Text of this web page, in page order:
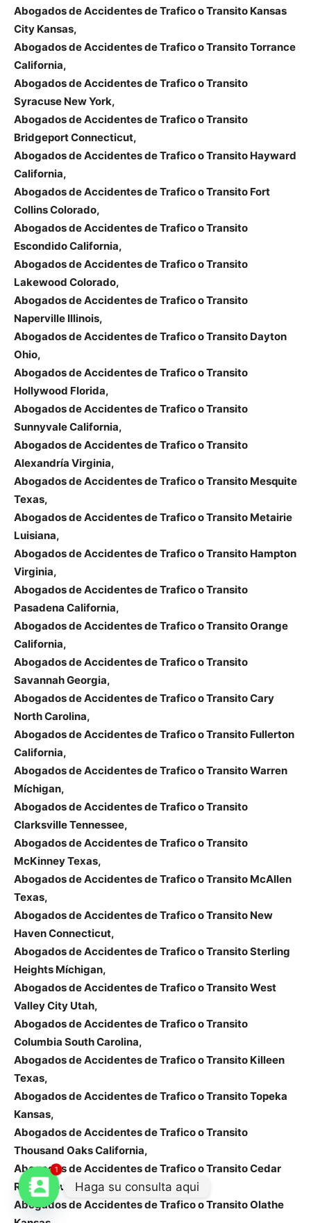
Abogados de Accidentes de Trafico o Transito Kansas
City Kansas,
Abogados de Accidentes de Trafico o Transito Torrance
California,
Abogados de Accidentes de Trafico o Transito
Syracuse New York,
Abogados de Accidentes de Trafico o Transito
Bridgeport Connecticut,
Abogados de Accidentes de Trafico o Transito Hayward
California,
Abogados de Accidentes de Trafico o Transito Fort
Collins Colorado,
Abogados de Accidentes de Trafico o Transito
Escondido California,
Abogados de Accidentes de Trafico o Transito
Lakewood Colorado,
Abogados de Accidentes de Trafico o Transito
Naperville Illinois,
Abogados de Accidentes de Trafico o Transito Dayton
Ohio,
Abogados de Accidentes de Trafico o Transito
Hollywood Florida,
Abogados de Accidentes de Trafico o Transito
Sunnyvale California,
Abogados de Accidentes de Trafico o Transito
Alexandría Virginia,
Abogados de Accidentes de Trafico o Transito Mesquite
Texas,
Abogados de Accidentes de Trafico o Transito Metairie
Luisiana,
Abogados de Accidentes de Trafico o Transito Hampton
Virginia,
Abogados de Accidentes de Trafico o Transito
Pasadena California,
Abogados de Accidentes de Trafico o Transito Orange
California,
Abogados de Accidentes de Trafico o Transito
Savannah Georgia,
Abogados de Accidentes de Trafico o Transito Cary
North Carolina,
Abogados de Accidentes de Trafico o Transito Fullerton
California,
Abogados de Accidentes de Trafico o Transito Warren
Míchigan,
Abogados de Accidentes de Trafico o Transito
Clarksville Tennessee,
Abogados de Accidentes de Trafico o Transito
McKinney Texas,
Abogados de Accidentes de Trafico o Transito McAllen
Texas,
Abogados de Accidentes de Trafico o Transito New
Haven Connecticut,
Abogados de Accidentes de Trafico o Transito Sterling
Heights Míchigan,
Abogados de Accidentes de Trafico o Transito West
Valley City Utah,
Abogados de Accidentes de Trafico o Transito
Columbia South Carolina,
Abogados de Accidentes de Trafico o Transito Killeen
Texas,
Abogados de Accidentes de Trafico o Transito Topeka
Kansas,
Abogados de Accidentes de Trafico o Transito
Thousand Oaks California,
Abogados de Accidentes de Trafico o Transito Cedar
Rapids Iowa,
Abogados de Accidentes de Trafico o Transito Olathe
1
Haga su consulta aqui